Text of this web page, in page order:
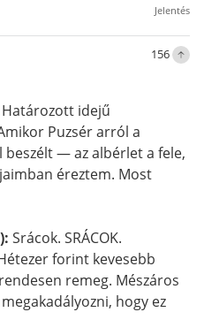
Jelentés
156
Határozott idejű
Puzsér arról a
— az albérlet a fele,
éreztem. Most
Srácok. SRÁCOK.
forint kevesebb
remeg. Mészáros
hogy ez